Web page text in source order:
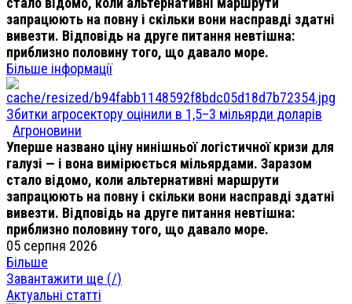
запрацюють на повну і скільки вони насправді здатні
вивезти. Відповідь на друге питання невтішна:
приблизно половину того, що давало море.
Більше інформації
Збитки агросектору оцінили в 1,5–3 мільярди доларів
Агроновини
Уперше названо ціну нинішньої логістичної кризи для
галузі — і вона вимірюється мільярдами. Заразом
стало відомо, коли альтернативні маршрути
запрацюють на повну і скільки вони насправді здатні
вивезти. Відповідь на друге питання невтішна:
приблизно половину того, що давало море.
05 серпня 2026
Більше
Завантажити ще (/)
Актуальні статті